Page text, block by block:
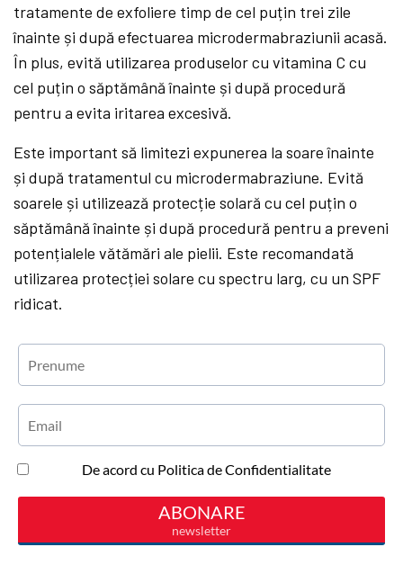
tratamente de exfoliere timp de cel puțin trei zile
înainte și după efectuarea microdermabraziunii acasă.
În plus, evită utilizarea produselor cu vitamina C cu
cel puțin o săptămână înainte și după procedură
pentru a evita iritarea excesivă.
Este important să limitezi expunerea la soare înainte
și după tratamentul cu microdermabraziune. Evită
soarele și utilizează protecție solară cu cel puțin o
săptămână înainte și după procedură pentru a preveni
potențialele vătămări ale pielii. Este recomandată
utilizarea protecției solare cu spectru larg, cu un SPF
ridicat.